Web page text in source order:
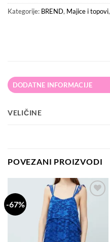
Kategorije: BREND, Majice i topovi,
DODATNE INFORMACIJE
VELIČINE
POVEZANI PROIZVODI
-67%